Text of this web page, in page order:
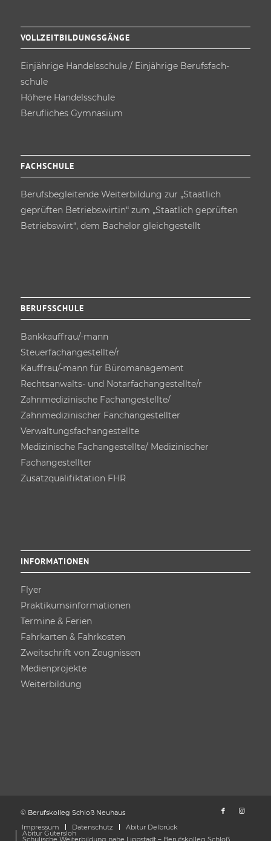
VOLLZEITBILDUNGSGÄNGE
Einjährige Handels­schule / Einjährige Berufsfach­
schule
Höhere Handels­schule
Berufliches Gymnasium
FACHSCHULE
Berufs­begleitende Weiterbildung zur „Staatlich
geprüften Betriebswirtin“ zum „Staatlich geprüften
Betriebswirt“, dem Bachelor gleichgestellt
BERUFSSCHULE
Bankkauffrau/-mann
Steuerfach­angestellte/r
Kauffrau/-mann für Büro­management
Rechtsanwalts- und Notarfach­angestellte/r
Zahnmedizinische Fachangestellte/
Zahnmedizinischer Fanchangestellter
Verwaltungsfach­angestellte
Medizinische Fachangestellte/ Medizinischer
Fachangestellter
Zusatz­qualifiktation FHR
INFORMATIONEN
Flyer
Praktikums­informationen
Termine & Ferien
Fahrkarten & Fahrkosten
Zweitschrift von Zeugnissen
Medienprojekte
Weiterbildung
© Berufskolleg Schloß Neuhaus
Impressum
Datenschutz Abitur Delbrück
Abitur Gütersloh